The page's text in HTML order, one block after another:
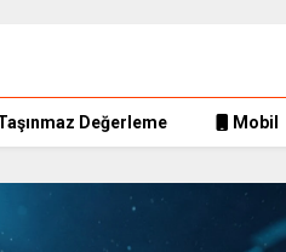
Değerleme Mobil